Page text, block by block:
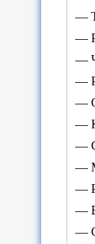
—
—
—
—
—
—
—
—
—
—
—